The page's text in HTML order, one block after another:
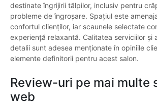
destinate îngrijirii tălpilor, inclusiv pentru
probleme de îngroșare. Spațiul este
confortul clienților, iar scaunele selectate
experiență relaxantă. Calitatea serviciilor și
detalii sunt adesea menționate în opiniile
elemente definitorii pentru acest salon.
Review-uri pe mai multe
web